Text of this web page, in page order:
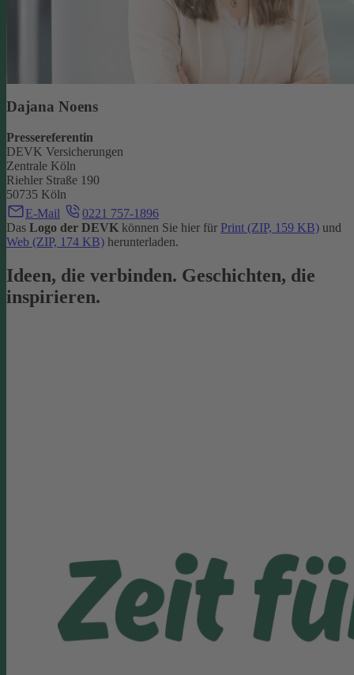
Dajana Noens
Pressereferentin
DEVK Versicherungen
Zentrale Köln
Riehler Straße 190
50735 Köln
E-Mail
0221 757-1896
Das Logo der DEVK können Sie hier für Print (ZIP, 159 KB) und
Web (ZIP, 174 KB) herunterladen.
Ideen, die verbinden. Geschichten, die
inspirieren.